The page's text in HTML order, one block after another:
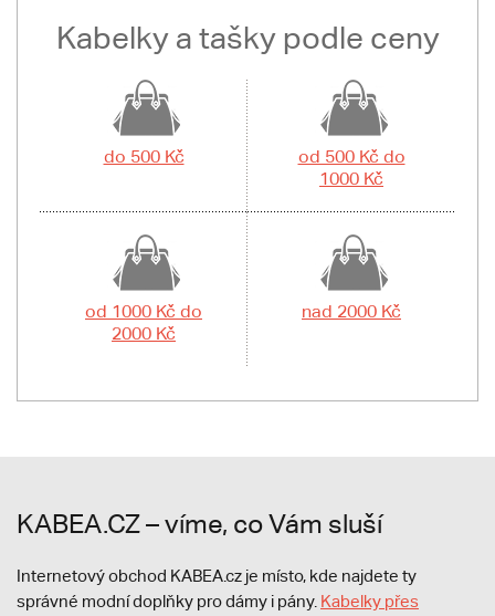
Kabelky a tašky podle ceny
do 500 Kč
od 500 Kč do
1000 Kč
od 1000 Kč do
2000 Kč
nad 2000 Kč
KABEA.CZ – víme, co Vám sluší
Internetový obchod KABEA.cz je místo, kde najdete ty
správné modní doplňky pro dámy i pány. Kabelky přes